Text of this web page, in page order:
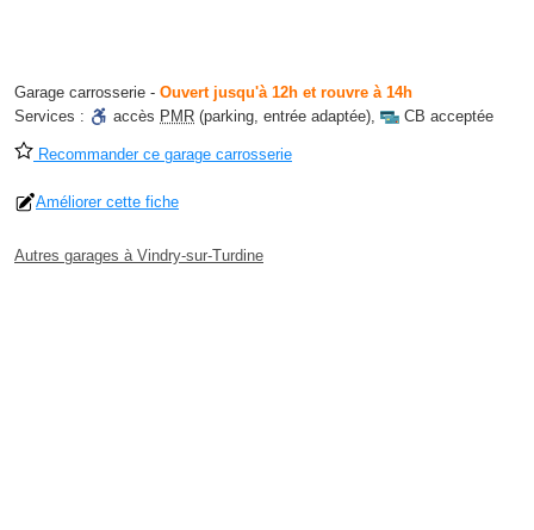
Garage carrosserie - Ouvert jusqu'à 12h et rouvre à 14h
Services :
accès PMR (parking, entrée adaptée), CB acceptée
Recommander ce garage carrosserie
Améliorer cette fiche
Autres garages à Vindry-sur-Turdine